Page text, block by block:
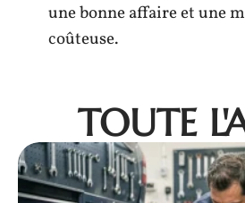
une bonne affaire et une
coûteuse.
TOUTE